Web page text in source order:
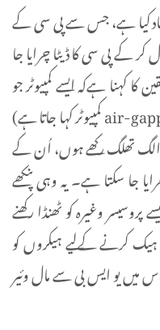
کیا ہے، جس سے پی سی کے
کر کے پی سی کا ڈیٹا چرایا جا
کہنا ہےکہ ایسے کمپیوٹر جو
انٹرنیٹ سے نہ جڑے ہوں(انہیں air-gapped کمپیوٹر کہا جاتا ہے)
تھلگ رکھے ہوں، اُن کے
جا سکتا ہے۔ یہ وہی پنکھے
وغیرہ کو ٹھنڈا رکھنے
ہیک کرنے کےلیے ہیکروں کو
میں یو ایس بی سے مال وئیر